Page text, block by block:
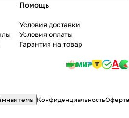
Помощь
Условия доставки
Условия оплаты
Гарантия на товар
тема КонфиденциальностьОферта